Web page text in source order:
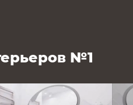
№1